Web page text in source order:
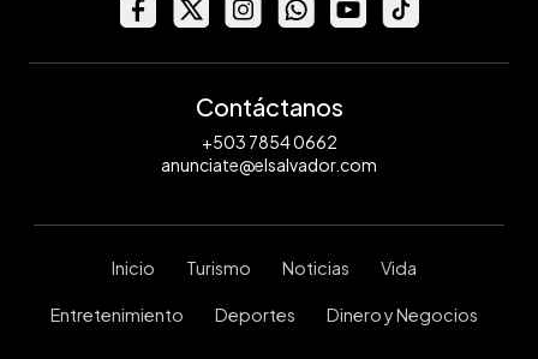
Contáctanos
+503 7854 0662
anunciate@elsalvador.com
Inicio Turismo Noticias Vida
Entretenimiento Deportes Dinero y Negocios